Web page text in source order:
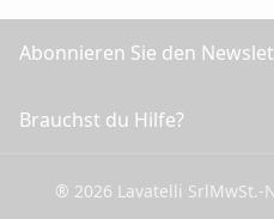
Abonnieren Sie den
Brauchst du Hilfe?
Allgemeine
® 2026 Lavatelli SrlMwSt.-